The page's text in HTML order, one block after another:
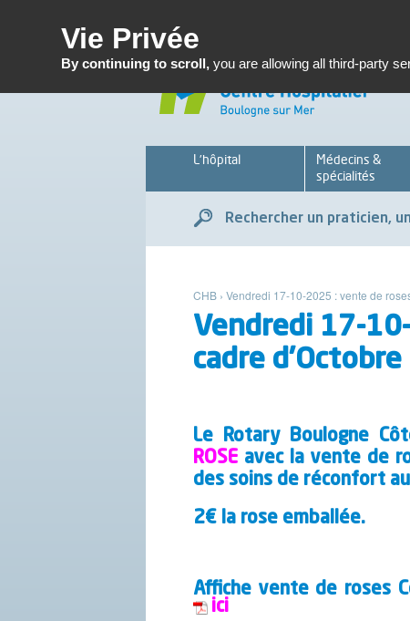
L’hôpital
Médecins &
spécialités
Rechercher un praticien,
CHB › Vendredi 17-10-2025 : vente de
Vendredi 17-
cadre d’Octobre
Le Rotary Boulogne
ROSE avec la vente de
des soins de réconfort
2€ la rose emballée.
Affiche vente de roses
ici
Vie Privée
By continuing to scroll, you are allowing all third-party